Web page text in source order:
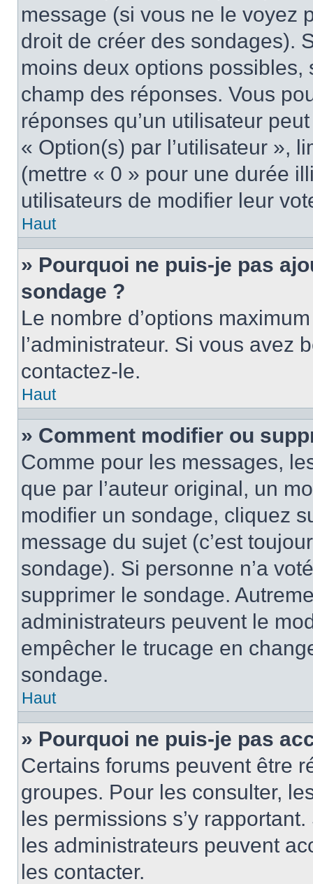
message (si vous ne le voyez
droit de créer des sondages).
moins deux options
champ des réponses. Vous
réponses qu’un utilisateur
« Option(s) par l’utilisateur »,
(mettre « 0 » pour une durée
utilisateurs de modifier leur
Haut
» Pourquoi ne puis-je pas
sondage ?
Le nombre d’options
l’administrateur. Si vous avez
contactez-le.
Haut
» Comment modifier ou
Comme pour les messages,
que par l’auteur original, un
modifier un sondage, cliquez
message du sujet (c’est
sondage). Si personne n’a
supprimer le sondage.
administrateurs peuvent le
empêcher le trucage en
sondage.
Haut
» Pourquoi ne puis-je pas
Certains forums peuvent être
groupes. Pour les consulter,
les permissions s’y
les administrateurs peuvent
les contacter.